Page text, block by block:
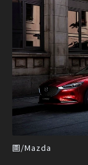
圖/Mazda